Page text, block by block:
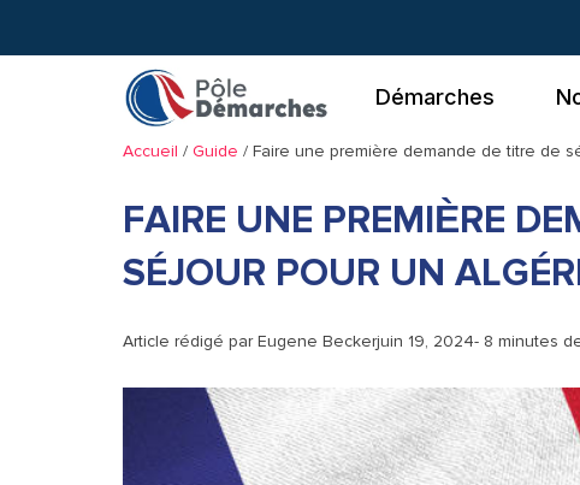
Démarches
Accueil / Guide / Faire une première demande de titre de
FAIRE UNE PREMIÈRE
SÉJOUR POUR UN
Article rédigé parEugene Beckerjuin 19, 2024- 8 minutes